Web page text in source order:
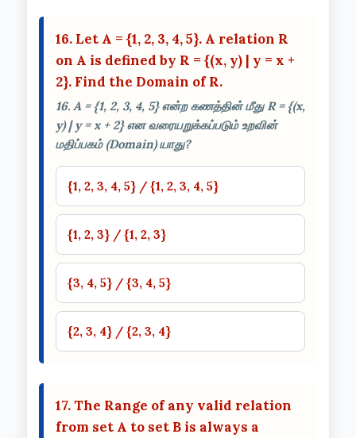
16. Let A = {1, 2, 3, 4, 5}. A relation R
on A is defined by R = {(x, y) | y = x +
2}. Find the Domain of R.
16. A = {1, 2, 3, 4, 5} என்ற கணத்தின் மீது R = {(x,
y) | y = x + 2} என வரையறுக்கப்படும் உறவின்
மதிப்பகம் (Domain) யாது?
{1, 2, 3, 4, 5} / {1, 2, 3, 4, 5}
{1, 2, 3} / {1, 2, 3}
{3, 4, 5} / {3, 4, 5}
{2, 3, 4} / {2, 3, 4}
17. The Range of any valid relation
from set A to set B is always a